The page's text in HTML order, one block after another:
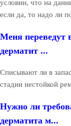
условии, что на
если да, то надо ли
Меня переведут
дерматит ...
Списывают ли в
стадии нестойкой
Нужно ли
дерматита м...